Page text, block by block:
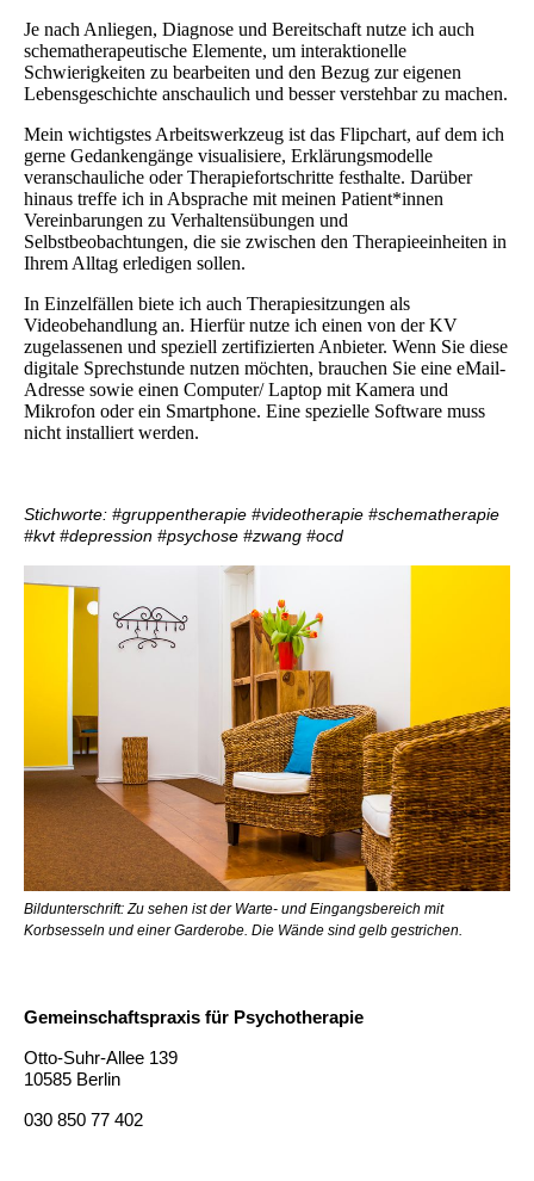
Je nach Anliegen, Diagnose und Bereitschaft nutze ich auch
schematherapeutische Elemente, um interaktionelle
Schwierigkeiten zu bearbeiten und den Bezug zur eigenen
Lebensgeschichte anschaulich und besser verstehbar zu machen.
Mein wichtigstes Arbeitswerkzeug ist das Flipchart, auf dem ich
gerne Gedankengänge visualisiere, Erklärungsmodelle
veranschauliche oder Therapiefortschritte festhalte. Darüber
hinaus treffe ich in Absprache mit meinen Patient*innen
Vereinbarungen zu Verhaltensübungen und
Selbstbeobachtungen, die sie zwischen den Therapieeinheiten in
Ihrem Alltag erledigen sollen.
In Einzelfällen biete ich auch Therapiesitzungen als
Videobehandlung an. Hierfür nutze ich einen von der KV
zugelassenen und speziell zertifizierten Anbieter. Wenn Sie diese
digitale Sprechstunde nutzen möchten, brauchen Sie eine eMail-
Adresse sowie einen Computer/ Laptop mit Kamera und
Mikrofon oder ein Smartphone. Eine spezielle Software muss
nicht installiert werden.
Stichworte: #gruppentherapie #videotherapie #schematherapie
#kvt #depression #psychose #zwang #ocd
Bildunterschrift: Zu sehen ist der Warte- und Eingangsbereich mit
Korbsesseln und einer Garderobe. Die Wände sind gelb gestrichen.
Gemeinschaftspraxis für Psychotherapie
Otto-Suhr-Allee 139
10585 Berlin
030 850 77 402